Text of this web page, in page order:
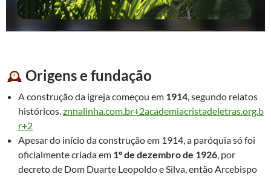
Origens e fundação
A construção da igreja começou em 1914, segundo relatos
históricos.znnalinha.com.br+2academiacristadeletras.org.b
r+2
Apesar do início da construção em 1914, a paróquia só foi
oficialmente criada em 1º de dezembro de 1926, por
decreto de Dom Duarte Leopoldo e Silva, então Arcebispo